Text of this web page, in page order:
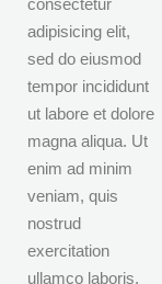
consectetur
adipisicing elit,
sed do eiusmod
tempor incididunt
ut labore et dolore
magna aliqua. Ut
enim ad minim
veniam, quis
nostrud
exercitation
ullamco laboris.